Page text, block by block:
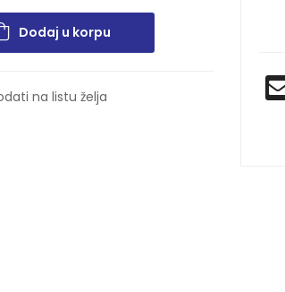
Dodaj u korpu
na listu želja